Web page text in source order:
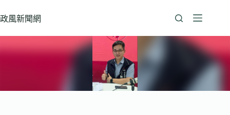
至
政風新聞網